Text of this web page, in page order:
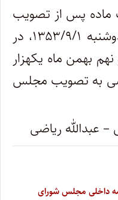
پس از تصویب
مجلس سنا در جلسه روز دوشنبه ۱۳۵۳/۹/۱، در
بهمن ماه یکهزار‌
به تصویب مجلس
عبدالله ریاضی
آیین نامه داخلی مجلس شورای